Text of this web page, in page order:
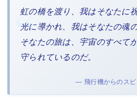
虹の橋を渡り、我はそなたに
光に導かれ、我はそなたの魂
そなたの旅は、宇宙のすべて
守られているのだ。
— 飛行機からのスピ